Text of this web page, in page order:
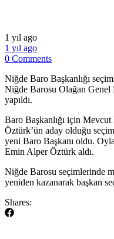
1 yıl ago
1 yıl ago
0 Comments
Niğde Baro Başkanlığı
Niğde Barosu Olağan
yapıldı.
Baro Başkanlığı için
Öztürk’ün aday olduğu
yeni Baro Başkanı oldu.
Emin Alper Öztürk aldı.
​Niğde Barosu seçimlerinde
yeniden kazanarak başkan
Shares: